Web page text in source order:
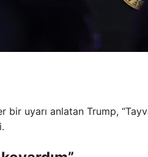
bir uyarı anlatan Trump,